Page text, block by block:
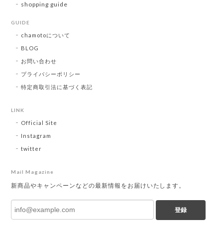
shopping guide
GUIDE
chamotoについて
BLOG
お問い合わせ
プライバシーポリシー
特定商取引法に基づく表記
LINK
Official Site
Instagram
twitter
Mail Magazine
新商品やキャンペーンなどの最新情報をお届けいたします。
登録